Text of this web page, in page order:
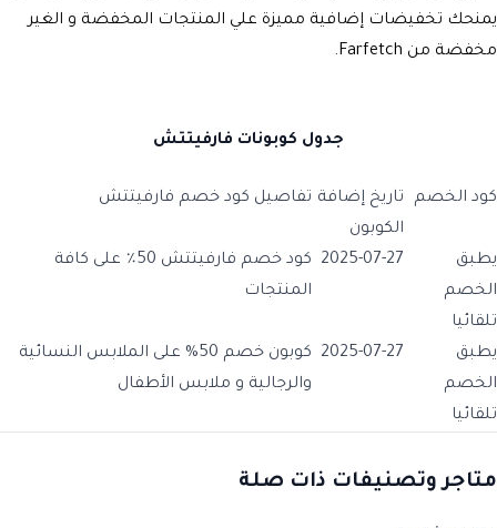
يمنحك تخفيضات إضافية مميزة علي المنتجات المخفضة و الغير
مخفضة من Farfetch.
جدول كوبونات فارفيتتش
كود الخصم
تاريخ إضافة
الكوبون
تفاصيل كود خصم فارفيتتش
يطبق
الخصم
تلقائيا
2025-07-27
كود خصم فارفيتتش 50٪ على كافة
المنتجات
يطبق
الخصم
تلقائيا
2025-07-27
كوبون خصم 50% على الملابس النسائية
والرجالية و ملابس الأطفال
متاجر وتصنيفات ذات صلة